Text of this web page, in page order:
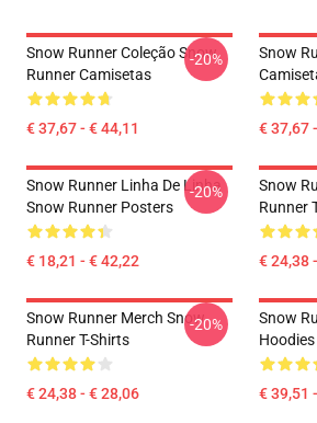
Snow Runner Coleção Snow
Runner Camisetas
€ 37,67 - € 44,11
-20%
Snow
€ 37,67
Snow Runner Linha De Linha
Snow Runner Posters
€ 18,21 - € 42,22
-20%
Snow
Runner
€ 24,38
Snow Runner Merch Snow
Runner T-Shirts
€ 24,38 - € 28,06
-20%
Snow
Hoodies
€ 39,51